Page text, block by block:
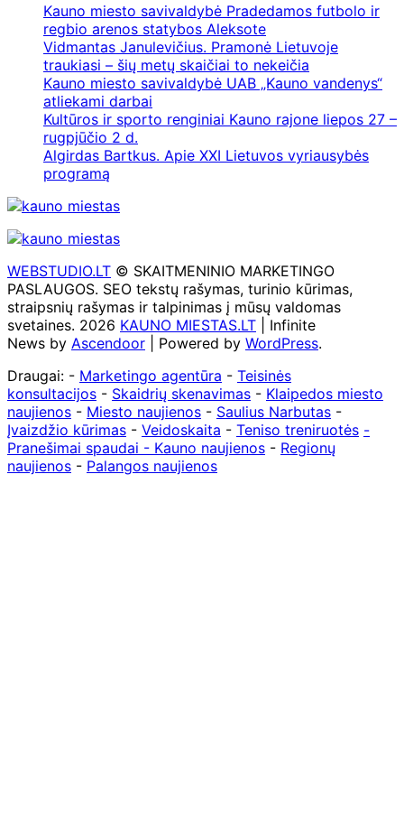
Kauno miesto savivaldybė Pradedamos futbolo ir
regbio arenos statybos Aleksote
Vidmantas Janulevičius. Pramonė Lietuvoje
traukiasi – šių metų skaičiai to nekeičia
Kauno miesto savivaldybė UAB „Kauno vandenys“
atliekami darbai
Kultūros ir sporto renginiai Kauno rajone liepos 27 –
rugpjūčio 2 d.
Algirdas Bartkus. Apie XXI Lietuvos vyriausybės
programą
WEBSTUDIO.LT © SKAITMENINIO MARKETINGO
PASLAUGOS. SEO tekstų rašymas, turinio kūrimas,
straipsnių rašymas ir talpinimas į mūsų valdomas
svetaines. 2026 KAUNO MIESTAS.LT | Infinite
News by Ascendoor | Powered by WordPress.
Draugai: - Marketingo agentūra - Teisinės
konsultacijos - Skaidrių skenavimas - Klaipedos miesto
naujienos - Miesto naujienos - Saulius Narbutas -
Įvaizdžio kūrimas - Veidoskaita - Teniso treniruotės -
Pranešimai spaudai - Kauno naujienos - Regionų
naujienos - Palangos naujienos